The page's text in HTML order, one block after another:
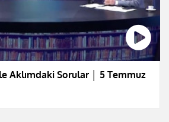
Aklımdaki Sorular │ 5 Temmuz